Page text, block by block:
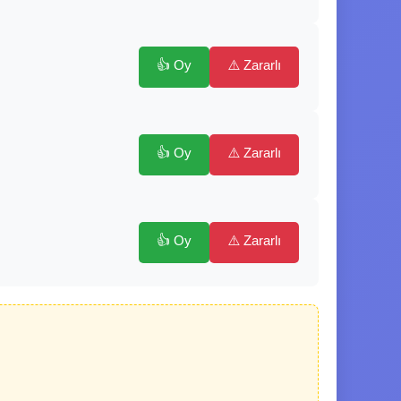
👍 Oy ⚠️ Zararlı
👍 Oy ⚠️ Zararlı
👍 Oy ⚠️ Zararlı